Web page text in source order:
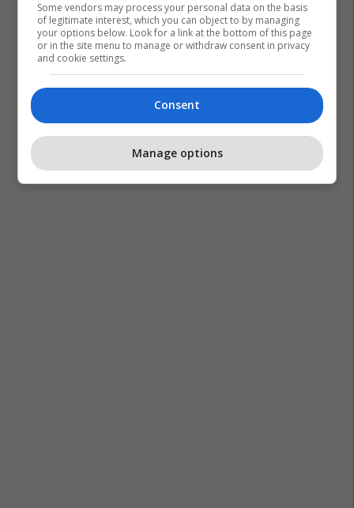
Some vendors may process your personal data on the basis
of legitimate interest, which you can object to by managing
your options below. Look for a link at the bottom of this page
or in the site menu to manage or withdraw consent in privacy
and cookie settings.
Consent
Manage options